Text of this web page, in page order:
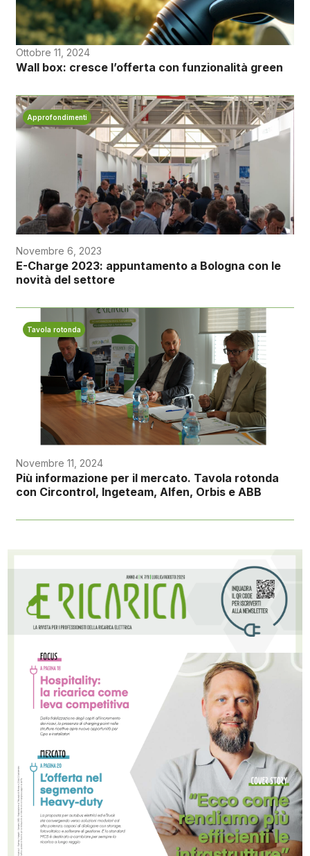
Ottobre 11, 2024
Wall box: cresce l’offerta con funzionalità green
Approfondimenti
Novembre 6, 2023
E-Charge 2023: appuntamento a Bologna con le
novità del settore
Tavola rotonda
Novembre 11, 2024
Più informazione per il mercato. Tavola rotonda
con Circontrol, Ingeteam, Alfen, Orbis e ABB